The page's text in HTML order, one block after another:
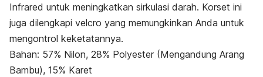
Infrared untuk meningkatkan sirkulasi darah. Korset ini
juga dilengkapi velcro yang memungkinkan Anda untuk
mengontrol keketatannya.
Bahan: 57% Nilon, 28% Polyester (Mengandung Arang
Bambu), 15% Karet